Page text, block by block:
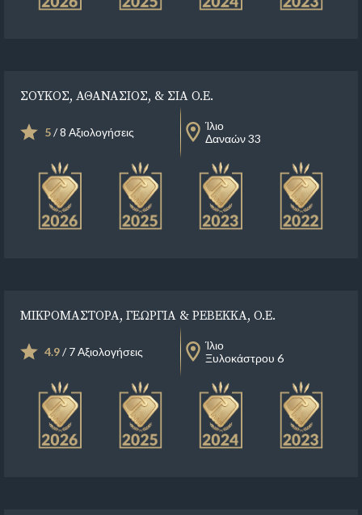
ΣΟΥΚΟΣ, ΑΘΑΝΑΣΙΟΣ, & ΣΙΑ Ο.Ε.
5/ 8 Αξιολογήσεις
Ίλιο
Δαναών 33
ΜΙΚΡΟΜΑΣΤΟΡΑ, ΓΕΩΡΓΙΑ & ΡΕΒΕΚΚΑ, Ο.Ε.
4.9/ 7 Αξιολογήσεις
Ίλιο
Ξυλοκάστρου 6